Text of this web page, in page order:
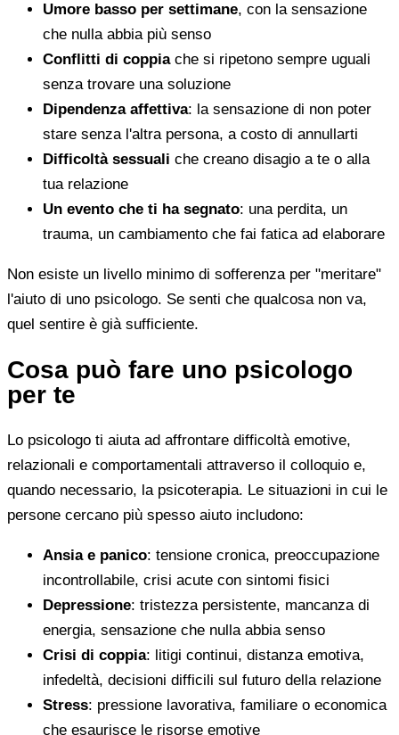
Umore basso per settimane, con la sensazione
che nulla abbia più senso
Conflitti di coppiache si ripetono sempre uguali
senza trovare una soluzione
Dipendenza affettiva: la sensazione di non poter
stare senza l'altra persona, a costo di annullarti
Difficoltà sessuali che creano disagio a te o alla
tua relazione
Un evento che ti ha segnato: una perdita, un
trauma, un cambiamento che fai fatica ad elaborare
Non esiste un livello minimo di sofferenza per "meritare"
l'aiuto di uno psicologo. Se senti che qualcosa non va,
quel sentire è già sufficiente.
Cosa può fare uno psicologo
per te
Lo psicologo ti aiuta ad affrontare difficoltà emotive,
relazionali e comportamentali attraverso il colloquio e,
quando necessario, la psicoterapia. Le situazioni in cui le
persone cercano più spesso aiuto includono:
Ansia e panico: tensione cronica, preoccupazione
incontrollabile, crisi acute con sintomi fisici
Depressione: tristezza persistente, mancanza di
energia, sensazione che nulla abbia senso
Crisi di coppia: litigi continui, distanza emotiva,
infedeltà, decisioni difficili sul futuro della relazione
Stress: pressione lavorativa, familiare o economica
che esaurisce le risorse emotive